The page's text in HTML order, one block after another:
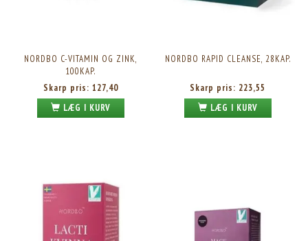
NORDBO C-VITAMIN OG ZINK,
100KAP.
Skarp pris: 127,40
LÆG I KURV
NORDBO RAPID CLEANSE, 28KAP.
Skarp pris: 223,55
LÆG I KURV